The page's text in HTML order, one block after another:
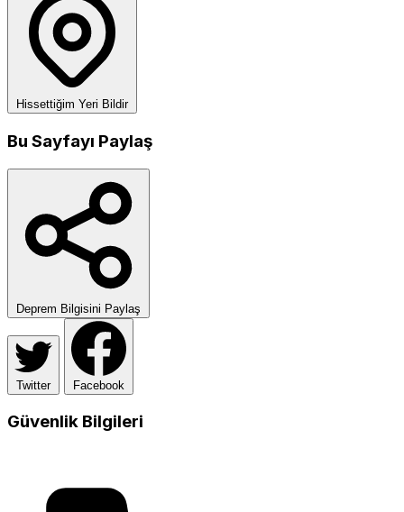
Hissettiğim Yeri Bildir
Bu Sayfayı Paylaş
Deprem Bilgisini Paylaş
Twitter Facebook
Güvenlik Bilgileri